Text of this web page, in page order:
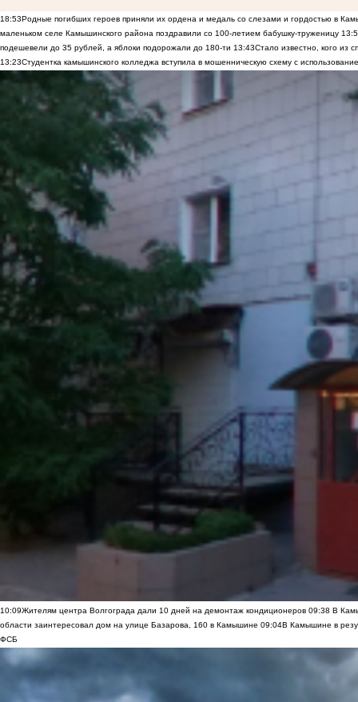
18:53Родные погибших героев приняли их ордена и медаль со слезами и гордостью в
маленьком селе Камышинского района поздравили со 100-летием бабушку-труженицу
подешевели до 35 рублей, а яблоки подорожали до 180-ти 13:43Стало известно, кого из
13:23Студентка камышинского колледжа вступила в мошенническую схему с
10:09Жителям центра Волгограда дали 10 дней на демонтаж кондиционеров 09:38 В
области заинтересовал дом на улице Базарова, 160 в Камышине 09:04В Камышине в
ФСБ